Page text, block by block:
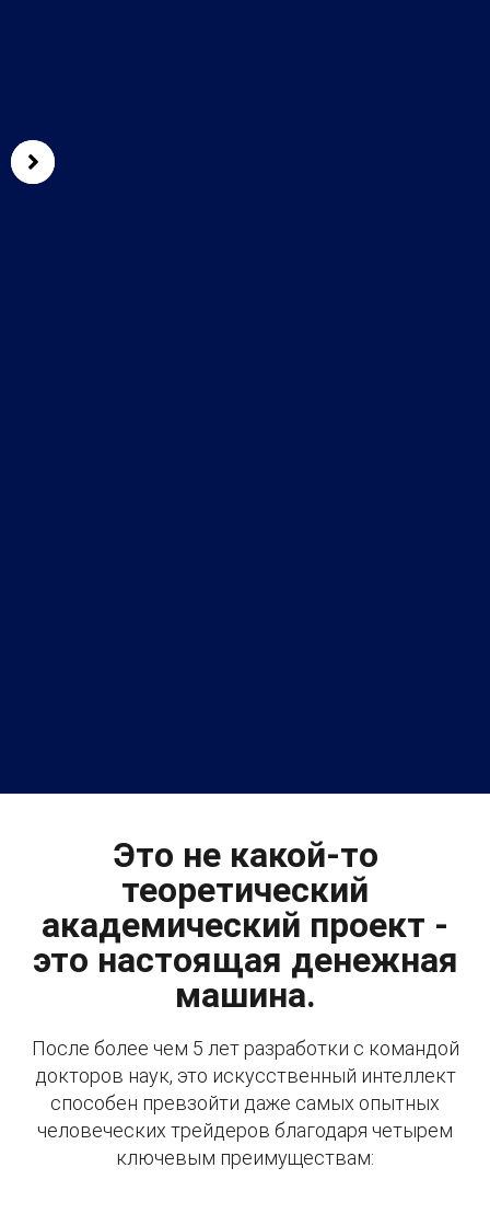
Это не какой-то
теоретический
академический проект -
это настоящая денежная
машина.
После более чем 5 лет разработки с командой
докторов наук, это искусственный интеллект
способен превзойти даже самых опытных
человеческих трейдеров благодаря четырем
ключевым преимуществам: